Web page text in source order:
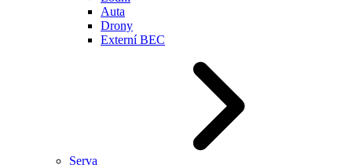
Auta
Drony
Externí BEC
Serva